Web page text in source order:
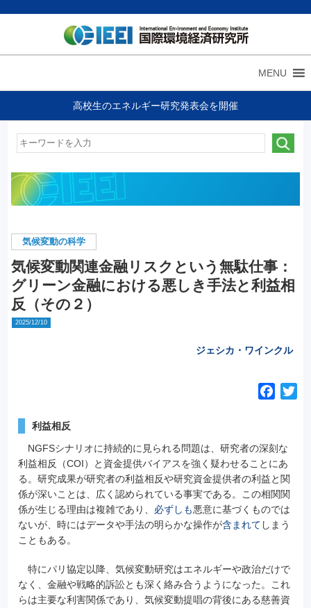
MENU
高校生のエネルギー研究発表会を開催
気候変動の科学
気候変動関連金融リスクという無駄仕事：
グリーン金融における悪しき手法と利益相
反（その２）
2025/12/10
ジェシカ・ワインクル
o
o
k
利益相反
NGFSシナリオに持続的に見られる問題は、研究者の深刻な
利益相反（COI）と資金提供バイアスを強く疑わせることにあ
る。研究成果が研究者の利益相反や研究資金提供者の利益と関
係が深いことは、広く認められている事実である。この相関関
係が生じる理由は複雑であり、 必ずしも悪意に基づくものでは
ないが、時にはデータや手法の明らかな操作が含まれて しまう
こともある。
特にパリ協定以降、気候変動研究はエネルギーや政治だけで
なく、金融や戦略的訴訟とも深く絡み合うようになった。これ
らは主要な利害関係であり、気候変動提唱の背後にある慈善資